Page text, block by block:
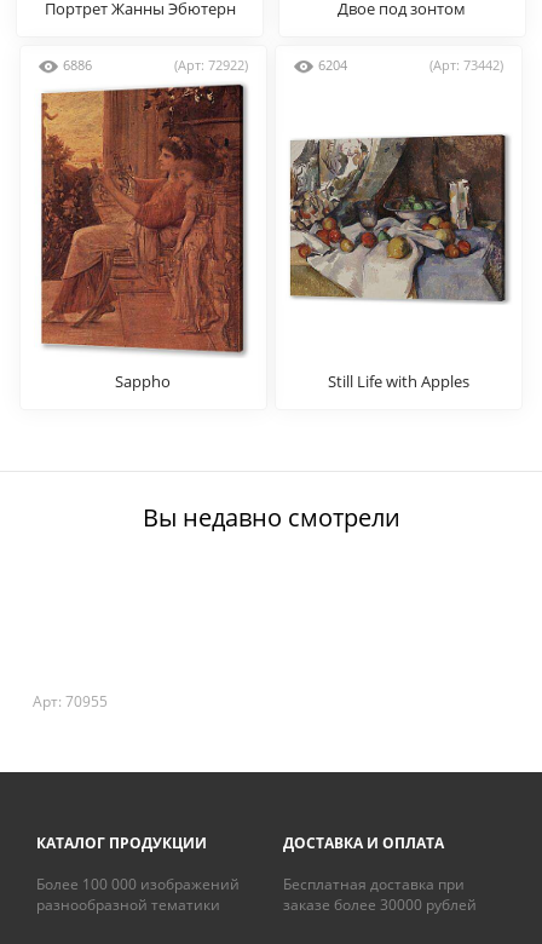
Портрет Жанны Эбютерн Двое под зонтом
6886 (Арт: 72922)
Sappho
6204 (Арт: 73442)
Still Life with Apples
Вы недавно смотрели
Арт: 70955
КАТАЛОГ ПРОДУКЦИИ
Более 100 000 изображений
разнообразной тематики
ДОСТАВКА И ОПЛАТА
Бесплатная доставка при
заказе более 30000 рублей